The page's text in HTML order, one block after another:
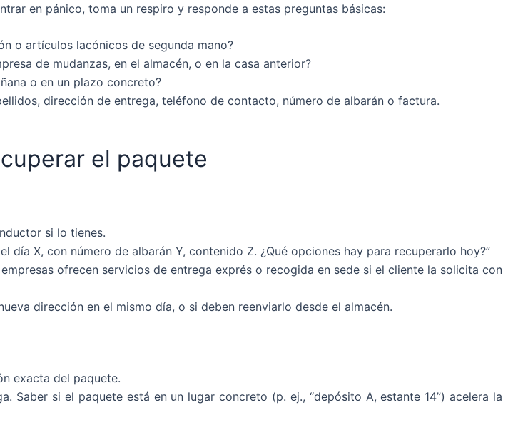
en pánico, toma un respiro y responde a estas preguntas básicas:
o artículos lacónicos de segunda mano?
de mudanzas, en el almacén, o en la casa anterior?
o en un plazo concreto?
dirección de entrega, teléfono de contacto, número de albarán o factura.
el paquete
si lo tienes.
día X, con número de albarán Y, contenido Z. ¿Qué opciones hay para recuperarlo hoy?”
ofrecen servicios de entrega exprés o recogida en sede si el cliente la solicita con
dirección en el mismo día, o si deben reenviarlo desde el almacén.
exacta del paquete.
Saber si el paquete está en un lugar concreto (p. ej., “depósito A, estante 14”) acelera la